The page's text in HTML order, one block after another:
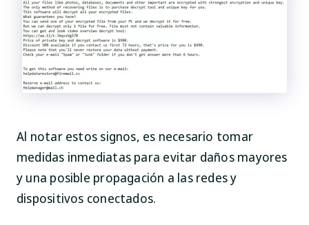
Al notar estos signos, es necesario tomar
medidas inmediatas para evitar daños mayores
y una posible propagación a las redes y
dispositivos conectados.